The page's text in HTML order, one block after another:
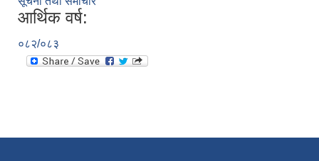
आर्थिक वर्ष:
०८२/०८३